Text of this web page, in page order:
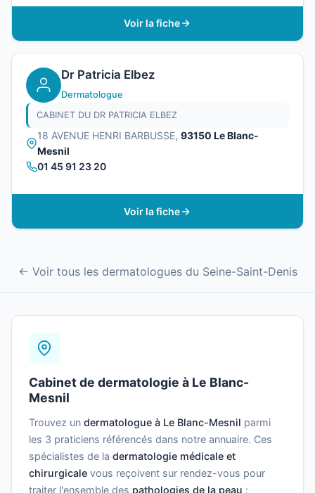
Voir la fiche
Dr Patricia Elbez
Dermatologue
CABINET DU DR PATRICIA ELBEZ
18 AVENUE HENRI BARBUSSE, 93150 Le Blanc-
Mesnil
01 45 91 23 20
Voir la fiche
← Voir tous les dermatologues du Seine-Saint-Denis
Cabinet de dermatologie à Le Blanc-
Mesnil
Trouvez un dermatologue à Le Blanc-Mesnil parmi
les 3 praticiens référencés dans notre annuaire. Ces
spécialistes de la dermatologie médicale et
chirurgicale vous reçoivent sur rendez-vous pour
traiter l'ensemble des pathologies de la peau :